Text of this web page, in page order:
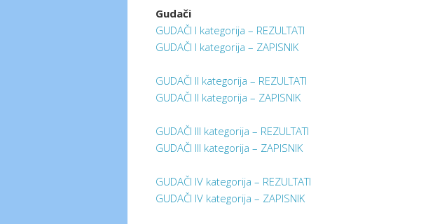
Gudači
GUDAČI I kategorija – REZULTATI
GUDAČI I kategorija – ZAPISNIK
GUDAČI II kategorija – REZULTATI
GUDAČI II kategorija – ZAPISNIK
GUDAČI III kategorija – REZULTATI
GUDAČI III kategorija – ZAPISNIK
GUDAČI IV kategorija – REZULTATI
GUDAČI IV kategorija – ZAPISNIK